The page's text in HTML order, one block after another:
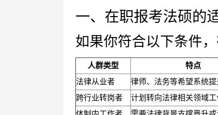
一、在职报考法硕的
如果你符合以下条件，
人群类型
特点
法律从业者
律师、法务等希望系统
跨行业转岗者
计划转向法律相关领域工